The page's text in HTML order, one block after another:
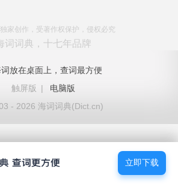
家创作，受著作权保护，侵权必究
词词典，十七年品牌
放在桌面上，查词最方便
触屏版
|
电脑版
- 2026 海词词典(Dict.cn)
立即下载
立即下载